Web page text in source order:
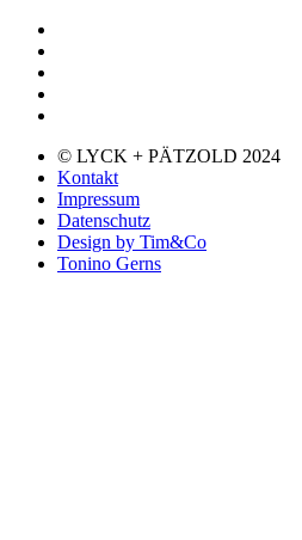
© LYCK + PÄTZOLD 2024
Kontakt
Impressum
Datenschutz
Design by Tim&Co
Tonino Gerns